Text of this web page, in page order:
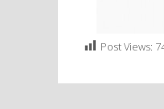
Post Views: